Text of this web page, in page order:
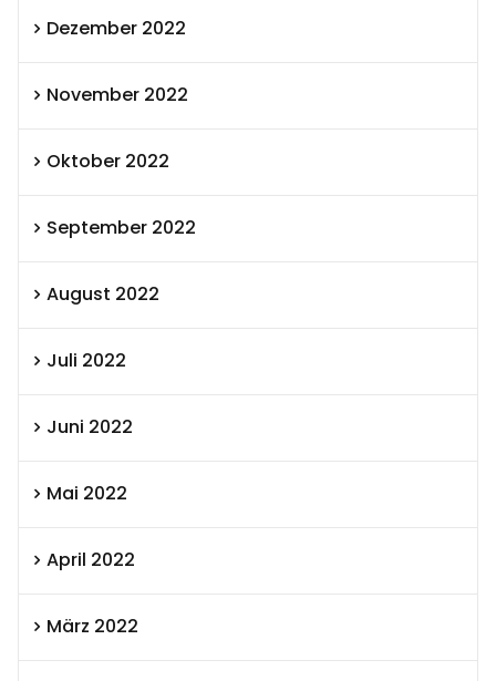
Dezember 2022
November 2022
Oktober 2022
September 2022
August 2022
Juli 2022
Juni 2022
Mai 2022
April 2022
März 2022